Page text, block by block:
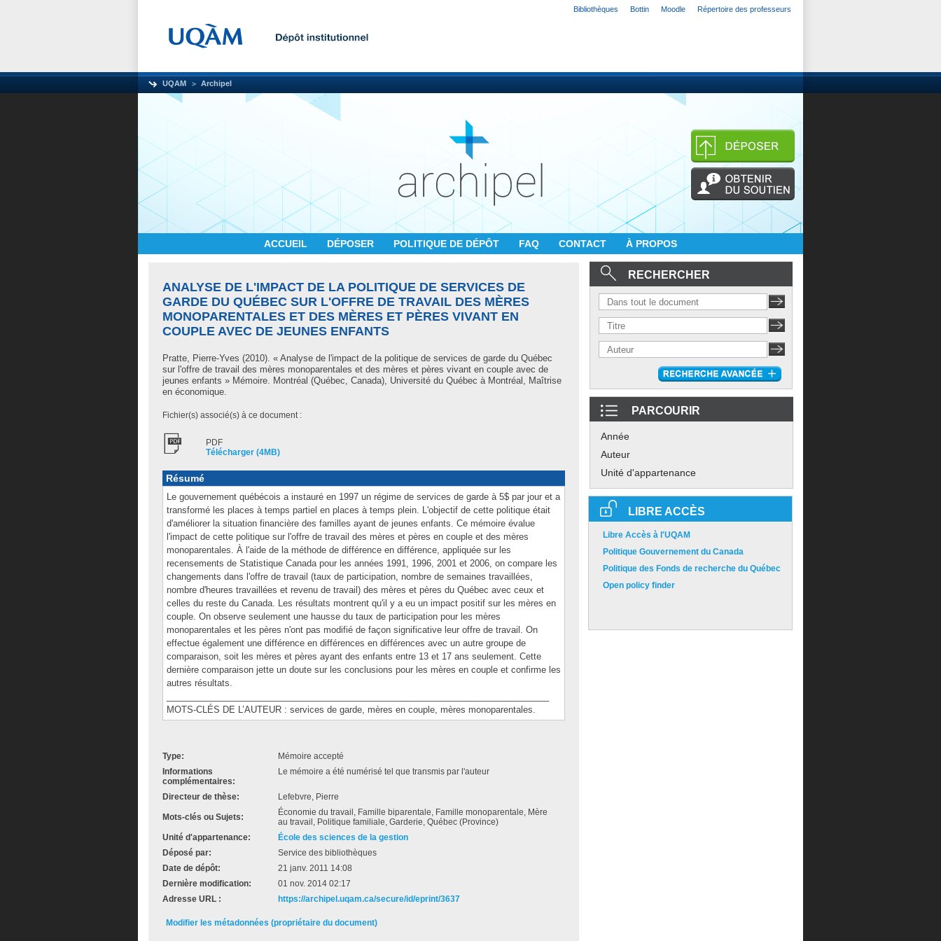
Bibliothèques Bottin Moodle Répertoire des professeurs
UQAM Archipel
ACCUEIL DÉPOSER POLITIQUE DE DÉPÔT FAQ CONTACT À PROPOS
ANALYSE DE L'IMPACT DE LA POLITIQUE DE SERVICES DE
GARDE DU QUÉBEC SUR L'OFFRE DE TRAVAIL DES MÈRES
MONOPARENTALES ET DES MÈRES ET PÈRES VIVANT EN
COUPLE AVEC DE JEUNES ENFANTS
Pratte, Pierre-Yves (2010). « Analyse de l'impact de la politique de services de garde du Québec
sur l'offre de travail des mères monoparentales et des mères et pères vivant en couple avec de
jeunes enfants » Mémoire. Montréal (Québec, Canada), Université du Québec à Montréal, Maîtrise
en économique.
Fichier(s) associé(s) à ce document :
PDF
Télécharger (4MB)
Résumé
Le gouvernement québécois a instauré en 1997 un régime de services de garde à 5$ par jour et a
transformé les places à temps partiel en places à temps plein. L'objectif de cette politique était
d'améliorer la situation financière des familles ayant de jeunes enfants. Ce mémoire évalue
l'impact de cette politique sur l'offre de travail des mères et pères en couple et des mères
monoparentales. À l'aide de la méthode de différence en différence, appliquée sur les
recensements de Statistique Canada pour les années 1991, 1996, 2001 et 2006, on compare les
changements dans l'offre de travail (taux de participation, nombre de semaines travaillées,
nombre d'heures travaillées et revenu de travail) des mères et pères du Québec avec ceux et
celles du reste du Canada. Les résultats montrent qu'il y a eu un impact positif sur les mères en
couple. On observe seulement une hausse du taux de participation pour les mères
monoparentales et les pères n'ont pas modifié de façon significative leur offre de travail. On
effectue également une différence en différences en différences avec un autre groupe de
comparaison, soit les mères et pères ayant des enfants entre 13 et 17 ans seulement. Cette
dernière comparaison jette un doute sur les conclusions pour les mères en couple et confirme les
autres résultats.
MOTS-CLÉS DE L’AUTEUR : services de garde, mères en couple, mères monoparentales.
Type:
Mémoire accepté
Informations
complémentaires:
Le mémoire a été numérisé tel que transmis par l'auteur
Directeur de thèse: Lefebvre, Pierre
Mots-clés ou Sujets:
Économie du travail, Famille biparentale, Famille monoparentale, Mère
au travail, Politique familiale, Garderie, Québec (Province)
Unité d'appartenance:
École des sciences de la gestion
Déposé par:
Service des bibliothèques
Date de dépôt:
21 janv. 2011 14:08
Dernière modification:
01 nov. 2014 02:17
Adresse URL :
https://archipel.uqam.ca/secure/id/eprint/3637
Modifier les métadonnées (propriétaire du document)
RECHERCHER
PARCOURIR
Année
Auteur
Unité d'appartenance
LIBRE ACCÈS
Libre Accès à l'UQAM
Politique Gouvernement du Canada
Politique des Fonds de recherche du Québec
Open policy finder